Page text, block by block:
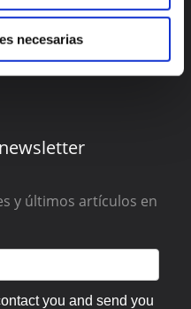
necesarias
y últimos artículos en
you and send you